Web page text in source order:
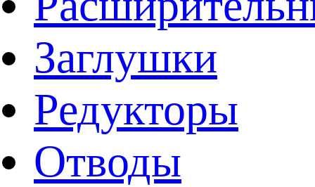
Заглушки
Редукторы
Отводы